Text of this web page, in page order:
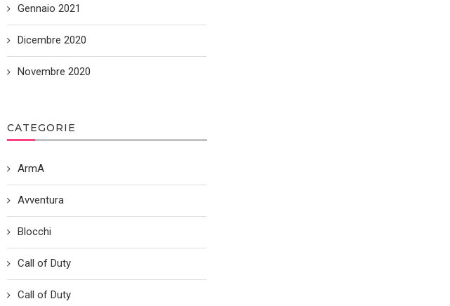
Gennaio 2021
Dicembre 2020
Novembre 2020
CATEGORIE
ArmA
Avventura
Blocchi
Call of Duty
Call of Duty